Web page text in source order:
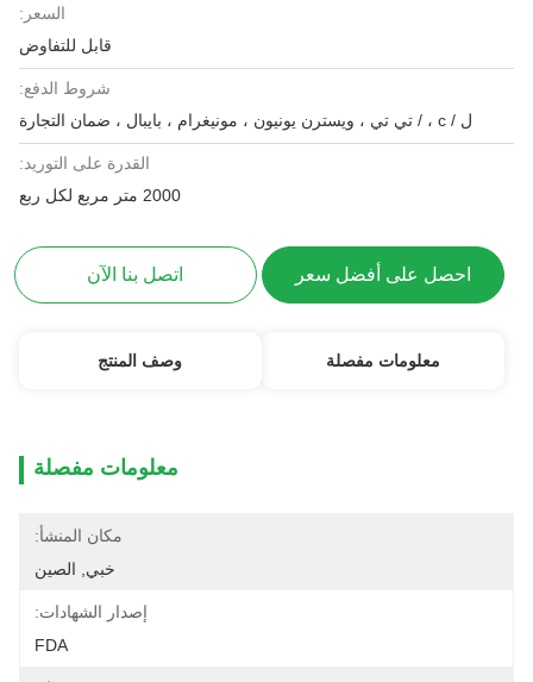
السعر:
قابل للتفاوض
شروط الدفع:
ل / c ، / تي تي ، ويسترن يونيون ، مونيغرام ، بايبال ، ضمان التجارة
القدرة على التوريد:
2000 متر مربع لكل ربع
احصل على أفضل سعر اتصل بنا الآن
معلومات مفصلة وصف المنتج
معلومات مفصلة
مكان المنشأ:
خبي, الصين
إصدار الشهادات:
FDA